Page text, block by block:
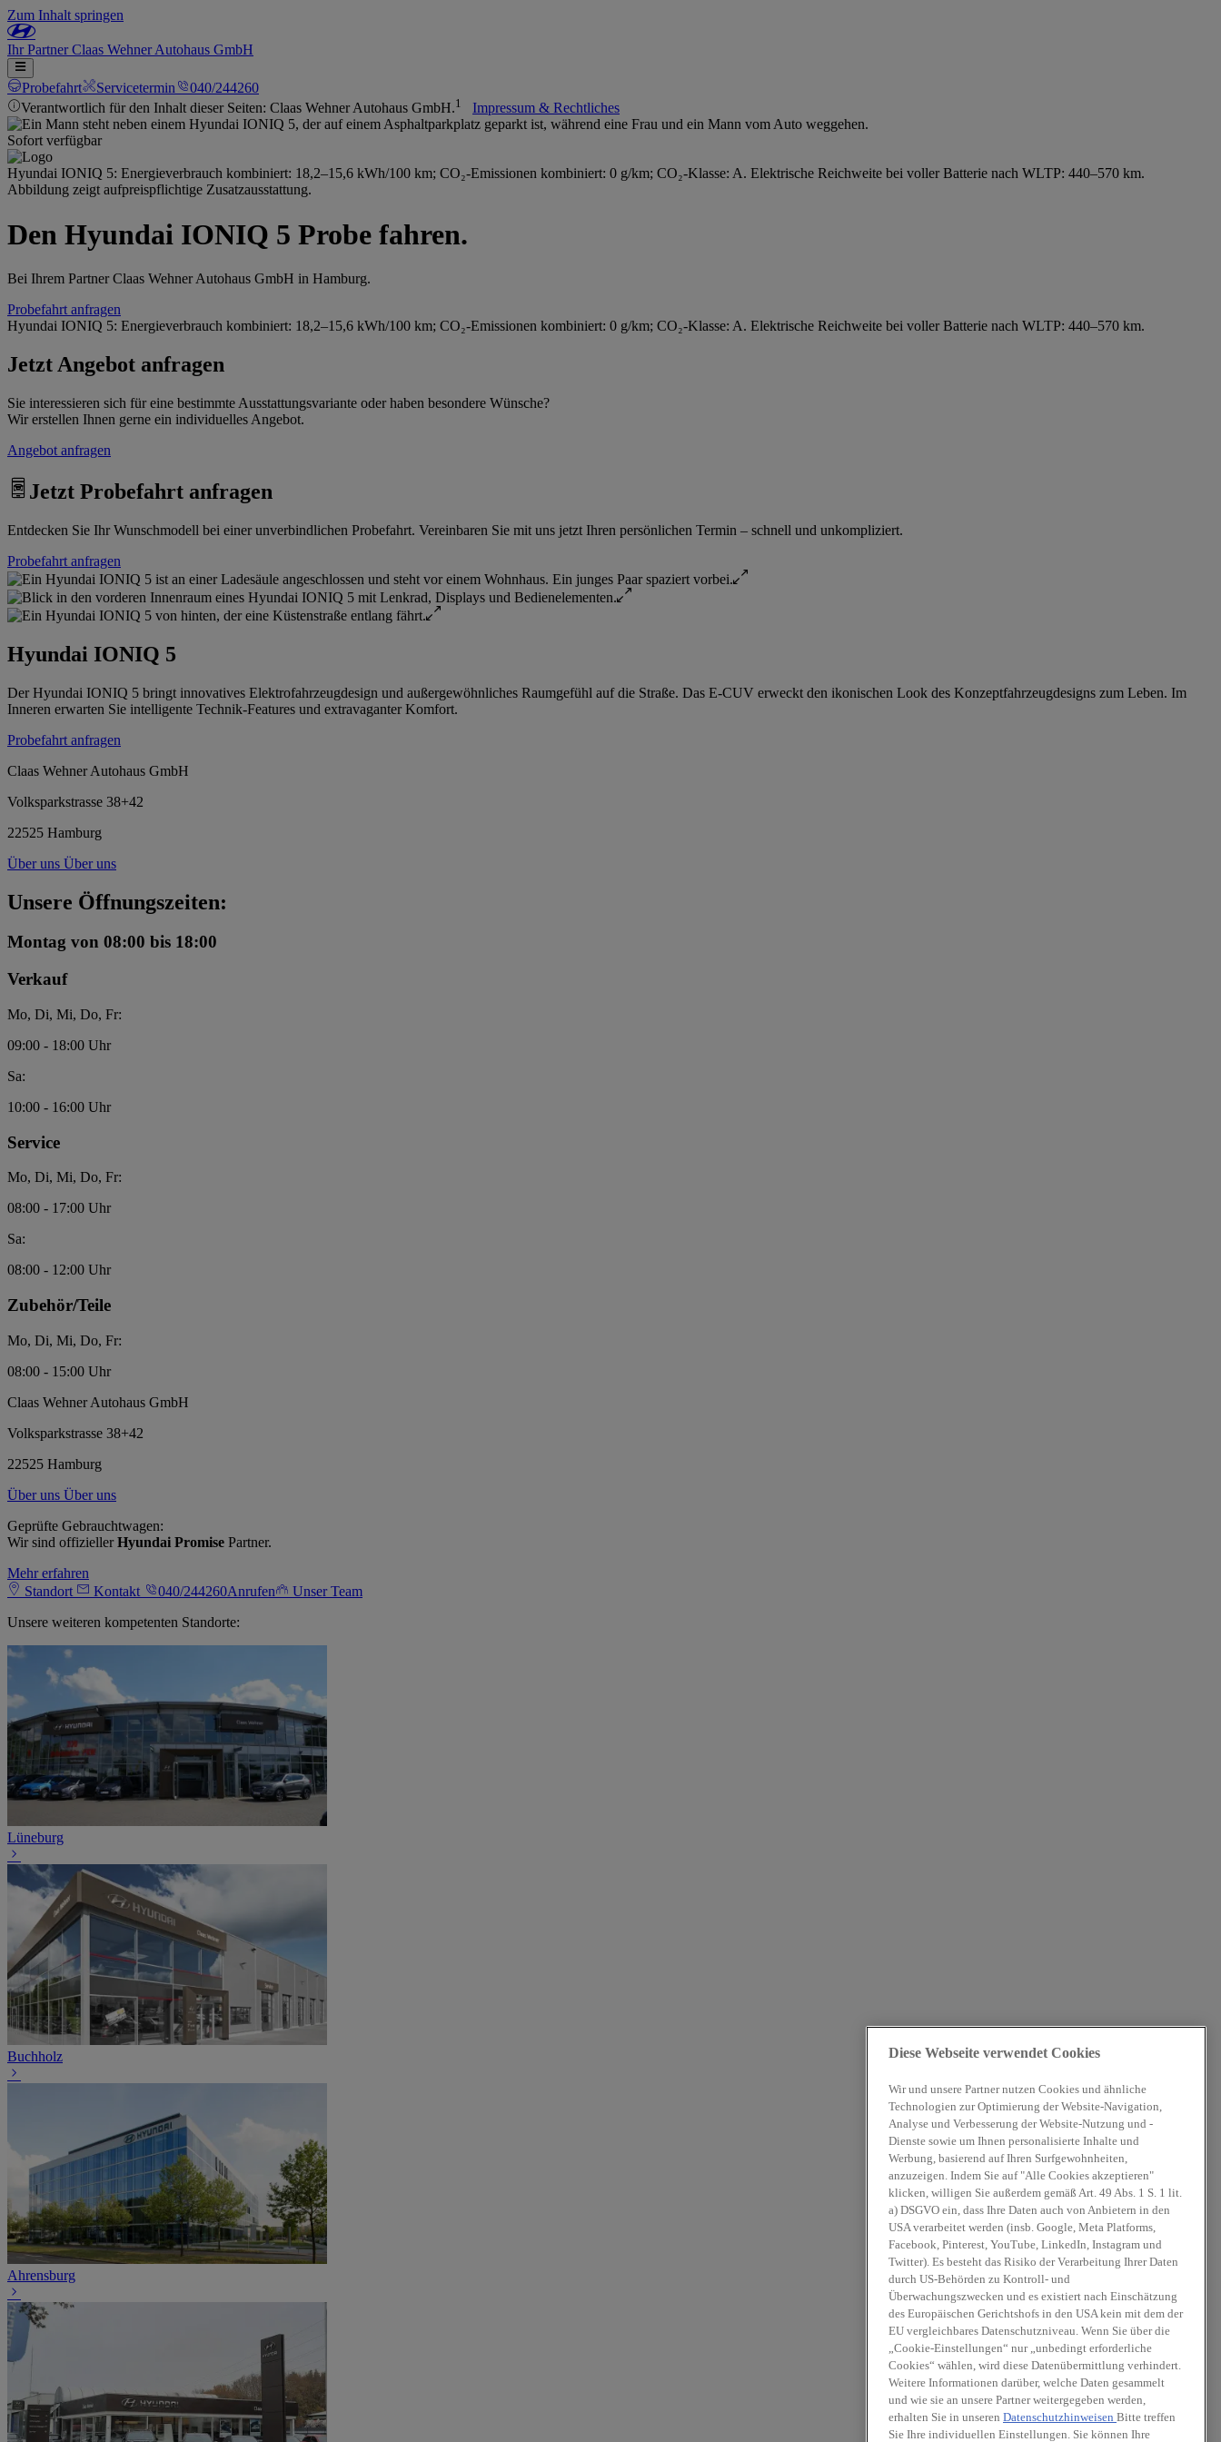
Zum Inhalt springen
IhrPartnerClaas Wehner Autohaus GmbH
Probefahrt Servicetermin
040/244260
Verantwortlich für den Inhalt dieser Seiten: Claas Wehner Autohaus GmbH.1 Impressum & Rechtliches
Sofort verfügbar
Hyundai IONIQ 5: Energieverbrauch kombiniert: 18,2–15,6 kWh/100 km; CO₂-Emissionen kombiniert: 0 g/km; CO₂-Klasse: A. Elektrische Reichweite bei voller Batterie nach WLTP: 440–570 km.
Abbildung zeigt aufpreispflichtige Zusatzausstattung.
Den Hyundai IONIQ 5 Probe fahren.
Bei Ihrem Partner Claas Wehner Autohaus GmbH in Hamburg.
Probefahrt anfragen
Hyundai IONIQ 5: Energieverbrauch kombiniert: 18,2–15,6 kWh/100 km; CO₂-Emissionen kombiniert: 0 g/km; CO₂-Klasse: A. Elektrische Reichweite bei voller Batterie nach WLTP: 440–570 km.
Jetzt Angebot anfragen
Sie interessieren sich für eine bestimmte Ausstattungsvariante oder haben besondere Wünsche?
Wir erstellen Ihnen gerne ein individuelles Angebot.
Angebot anfragen
Jetzt Probefahrt anfragen
Entdecken Sie Ihr Wunschmodell bei einer unverbindlichen Probefahrt. Vereinbaren Sie mit uns jetzt Ihren persönlichen Termin – schnell und unkompliziert.
Probefahrt anfragen
Hyundai IONIQ 5
Der Hyundai IONIQ 5 bringt innovatives Elektrofahrzeugdesign und außergewöhnliches Raumgefühl auf die Straße. Das E-CUV erweckt den ikonischen Look des Konzeptfahrzeugdesigns zum Leben. Im
Inneren erwarten Sie intelligente Technik-Features und extravaganter Komfort.
Probefahrt anfragen
Claas Wehner Autohaus GmbH
Volksparkstrasse 38+42
22525 Hamburg
Über uns Über uns
Unsere Öffnungszeiten:
Montag von 08:00 bis 18:00
Verkauf
Mo, Di, Mi, Do, Fr:
09:00 - 18:00 Uhr
Sa:
10:00 - 16:00 Uhr
Service
Mo, Di, Mi, Do, Fr:
08:00 - 17:00 Uhr
Sa:
08:00 - 12:00 Uhr
Zubehör/Teile
Mo, Di, Mi, Do, Fr:
08:00 - 15:00 Uhr
Claas Wehner Autohaus GmbH
Volksparkstrasse 38+42
22525 Hamburg
Über uns Über uns
Geprüfte Gebrauchtwagen:
Wir sind offiziellerHyundai Promise Partner.
Mehr erfahren
Standort
Kontakt 040/244260Anrufen
Unser Team
Unsere weiteren kompetenten Standorte:
Lüneburg
Buchholz
Ahrensburg
Diese Webseite verwendet Cookies
Wir und unsere Partner nutzen Cookies und ähnliche
Technologien zur Optimierung der Website-Navigation,
Analyse und Verbesserung der Website-Nutzung und -
Dienste sowie um Ihnen personalisierte Inhalte und
Werbung, basierend auf Ihren Surfgewohnheiten,
anzuzeigen. Indem Sie auf "Alle Cookies akzeptieren"
klicken, willigen Sie außerdem gemäß Art. 49 Abs. 1 S. 1 lit.
a) DSGVO ein, dass Ihre Daten auch von Anbietern in den
USA verarbeitet werden (insb. Google, Meta Platforms,
Facebook, Pinterest, YouTube, LinkedIn, Instagram und
Twitter). Es besteht das Risiko der Verarbeitung Ihrer Daten
durch US-Behörden zu Kontroll- und
Überwachungszwecken und es existiert nach Einschätzung
des Europäischen Gerichtshofs in den USA kein mit dem der
EU vergleichbares Datenschutzniveau. Wenn Sie über die
„Cookie-Einstellungen“ nur „unbedingt erforderliche
Cookies“ wählen, wird diese Datenübermittlung verhindert.
Weitere Informationen darüber, welche Daten gesammelt
und wie sie an unsere Partner weitergegeben werden,
erhalten Sie in unseren Datenschutzhinweisen Bitte treffen
Sie Ihre individuellen Einstellungen. Sie können Ihre